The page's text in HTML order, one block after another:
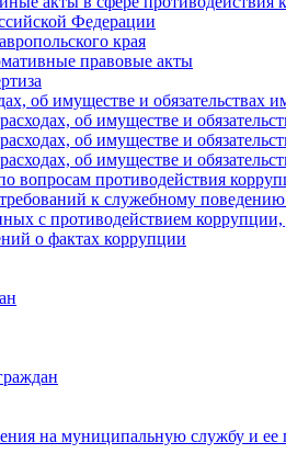
Федерации
края
правовые акты
об имуществе и обязательствах
об имуществе и
об имуществе и
об имуществе и
вопросам противодействия
к служебному
с противодействием коррупции,
о фактах коррупции
на муниципальную службу и ее